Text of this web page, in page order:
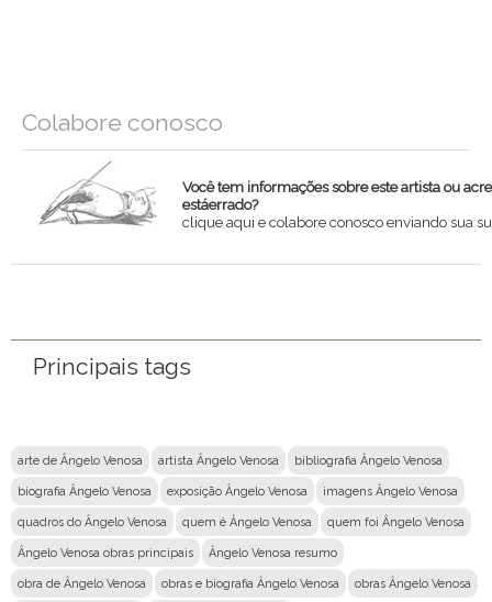
Colabore conosco
Você tem informações sobre este artista ou
estáerrado?
clique aqui e colabore conosco enviando sua
Principais tags
arte de Ângelo Venosa artista Ângelo Venosa bibliografia Ângelo Venosa
biografia Ângelo Venosa exposição Ângelo Venosa imagens Ângelo Venosa
quadros do Ângelo Venosa quem é Ângelo Venosa quem foi Ângelo Venosa
Ângelo Venosa obras principais Ângelo Venosa resumo
obra de Ângelo Venosa obras e biografia Ângelo Venosa obras Ângelo Venosa